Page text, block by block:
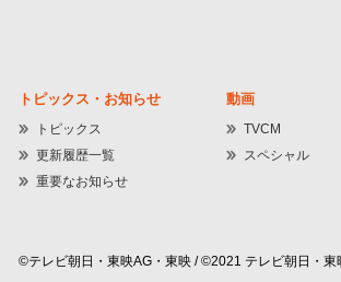
トピックス・お知らせ
トピックス
更新履歴一覧
重要なお知らせ
動画
TVCM
スペシャル
©テレビ朝日・東映AG・東映 / ©2021 テレビ朝日・